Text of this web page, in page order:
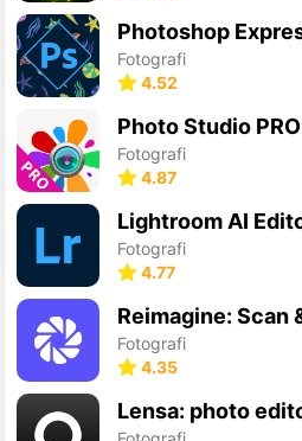
Fotografi
4.52
Photo Studio PRO
Fotografi
4.87
Fotografi
4.77
Fotografi
4.35